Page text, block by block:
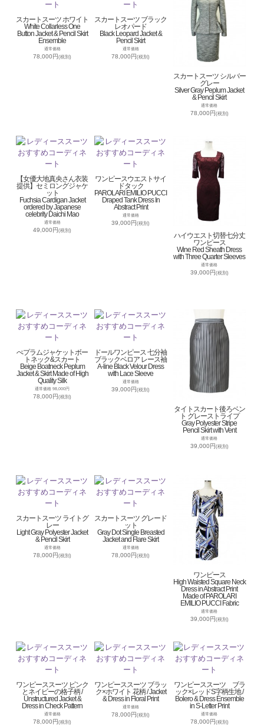
スカートスーツ ホワイト
White Collarless One
Button Jacket & Pencil Skirt
Ensemble
通常価格
78,000円(税別)
スカートスーツ ブラック
レオパード
Black Leopard Jacket &
Pencil Skirt
通常価格
78,000円(税別)
スカートスーツ シルバー
グレー
Silver Gray Peplum Jacket
& Pencil Skirt
通常価格
78,000円(税別)
【女優大地真央さん衣装
提供】セミロングジャケ
ット
Fuchsia Cardigan Jacket
ordered by Japanese
celebrity Daichi Mao
通常価格
49,000円(税別)
ワンピースウエストサイ
ドタック
PAROLARI EMILIO PUCCI
Draped Tank Dress In
Abstract Print
通常価格
39,000円(税別)
ハイウエスト切替七分丈
ワンピース
Wine Red Sheath Dress
with Three Quarter Sleeves
通常価格
39,000円(税別)
ぺプラムジャケットボー
トネック&スカート
Beige Boatneck Peplum
Jacket & Skirt Made of High
Quality Silk
通常価格 98,000円
78,000円(税別)
ドールワンピース 七分袖
ブラックベロア レース袖
A-line Black Velour Dress
with Lace Sleeve
通常価格
39,000円(税別)
タイトスカート後ろベン
ト グレーストライプ
Gray Polyester Stripe
Pencil Skirt with Vent
通常価格
39,000円(税別)
スカートスーツ ライトグ
レー
Light Gray Polyester Jacket
& Pencil Skirt
通常価格
78,000円(税別)
スカートスーツ グレード
ット
Gray Dot Single Breasted
Jacket and Flare Skirt
通常価格
78,000円(税別)
ワンピース
High Waisted Square Neck
Dress in Abstract Print
Made of PAROLARI
EMILIO PUCCI Fabric
通常価格
39,000円(税別)
ワンピーススーツ ピンク
とネイビーの格子柄 /
Unstructured Jacket &
Dress in Check Pattern
通常価格
78,000円(税別)
ワンピーススーツ ブラッ
ク×ホワイト 花柄 / Jacket
& Dress in Floral Print
通常価格
78,000円(税別)
ワンピーススーツ ブラ
ック×レッドS字柄生地 /
Bolero & Dress Ensemble
in S-Letter Print
通常価格
78,000円(税別)